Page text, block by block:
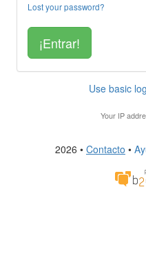
Lost your password?
Use basic
Your IP
2026 • Contacto •